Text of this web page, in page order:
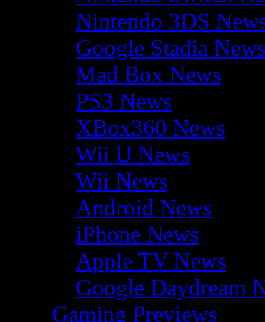
Nintendo 3DS
Google Stadia
Mad Box News
PS3 News
XBox360 News
Wii U News
Wii News
Android News
iPhone News
Apple TV News
Google Daydream
Gaming Previews